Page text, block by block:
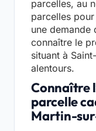
parcelles, au
parcelles
une demande
connaître le
situant à
alentours.
Connaître
parcelle
Martin-